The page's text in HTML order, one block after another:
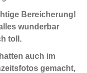
Bereicherung!
wunderbar
toll.
auch im
gemacht,